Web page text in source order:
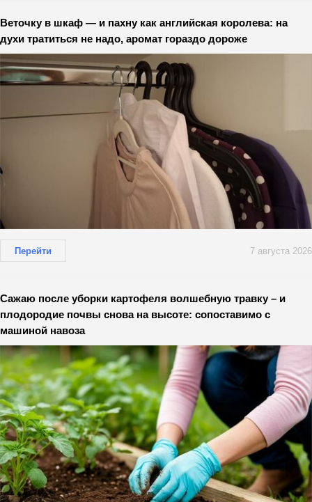
Веточку в шкаф — и пахну как английская королева: на
духи тратиться не надо, аромат гораздо дороже
Перейти 7 августа 2026
Сажаю после уборки картофеля волшебную травку – и
плодородие почвы снова на высоте: сопоставимо с
машиной навоза